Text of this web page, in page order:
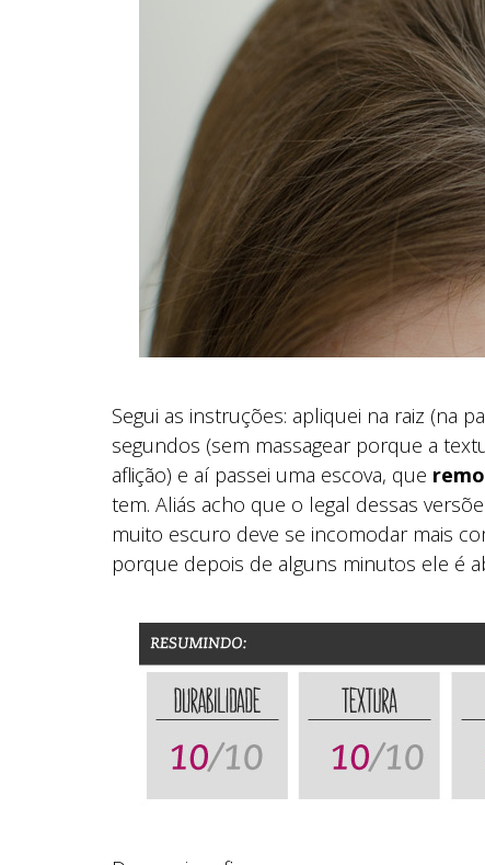
Segui as instruções: apliquei na raiz (na
segundos (sem massagear porque a
aflição) e aí passei uma escova, que
tem. Aliás acho que o legal dessas
muito escuro deve se incomodar mais
porque depois de alguns minutos ele é